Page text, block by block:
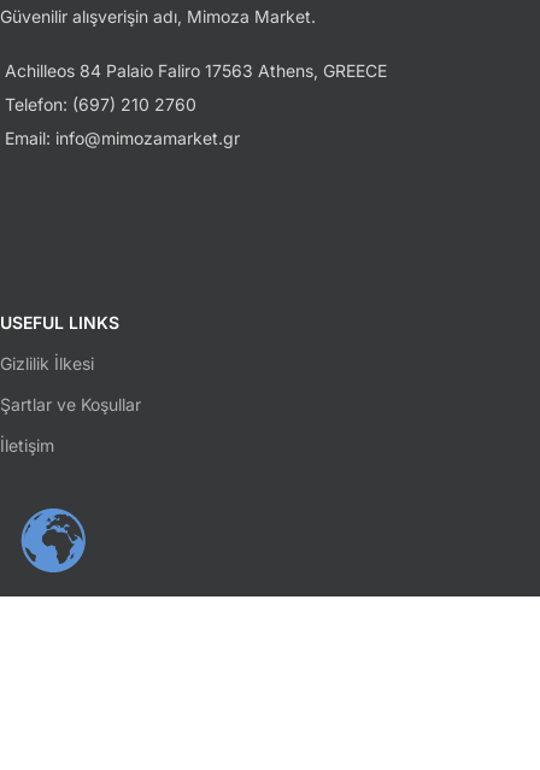
Güvenilir alışverişin adı, Mimoza Market.
Achilleos 84 Palaio Faliro 17563 Athens, GREECE
Telefon: (697) 210 2760
Email: info@mimozamarket.gr
USEFUL LINKS
Gizlilik İlkesi
Şartlar ve Koşullar
İletişim